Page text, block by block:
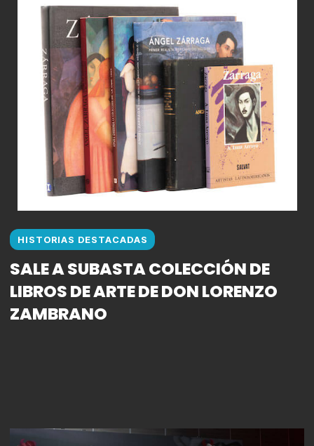
HISTORIAS DESTACADAS
SALE A SUBASTA COLECCIÓN DE
LIBROS DE ARTE DE DON LORENZO
ZAMBRANO